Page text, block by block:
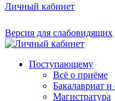
Личный кабинет
Версия для слабовидящих
Поступающему
Всё о приёме
Бакалавриат и
Магистратура